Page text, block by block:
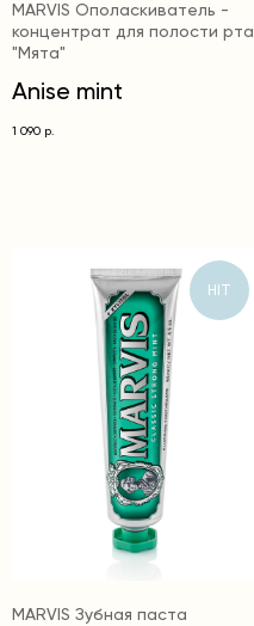
MARVIS Ополаскиватель -
концентрат для полости рта
"Мята"
Anise mint
1 090 р.
HIT
MARVIS Зубная паста